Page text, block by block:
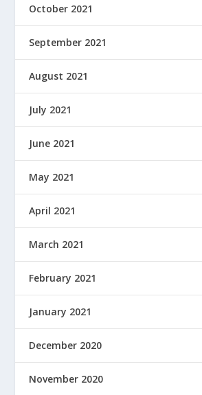
October 2021
September 2021
August 2021
July 2021
June 2021
May 2021
April 2021
March 2021
February 2021
January 2021
December 2020
November 2020